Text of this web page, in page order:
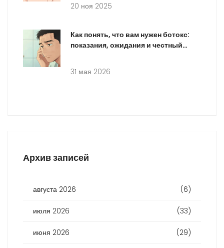
20 ноя 2025
Как понять, что вам нужен ботокс:
показания, ожидания и честный
31 мая 2026
Архив записей
августа 2026 (6)
июля 2026 (33)
июня 2026 (29)